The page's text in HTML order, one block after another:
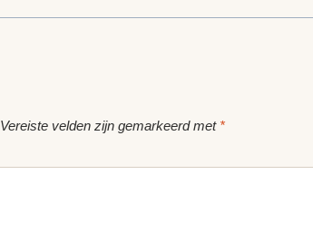
Vereiste velden zijn gemarkeerd met *